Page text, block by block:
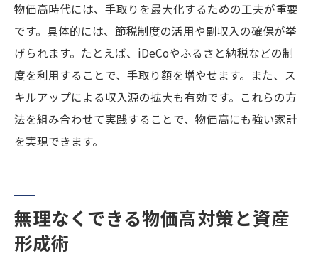
物価高時代には、手取りを最大化するための工夫が重要
です。具体的には、節税制度の活用や副収入の確保が挙
げられます。たとえば、iDeCoやふるさと納税などの制
度を利用することで、手取り額を増やせます。また、ス
キルアップによる収入源の拡大も有効です。これらの方
法を組み合わせて実践することで、物価高にも強い家計
を実現できます。
無理なくできる物価高対策と資産
形成術